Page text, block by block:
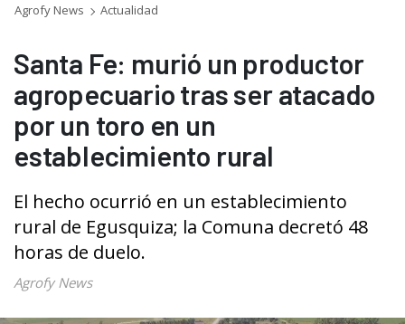
Agrofy News Actualidad
Santa Fe: murió un productor
agropecuario tras ser atacado
por un toro en un
establecimiento rural
El hecho ocurrió en un establecimiento
rural de Egusquiza; la Comuna decretó 48
horas de duelo.
Agrofy News